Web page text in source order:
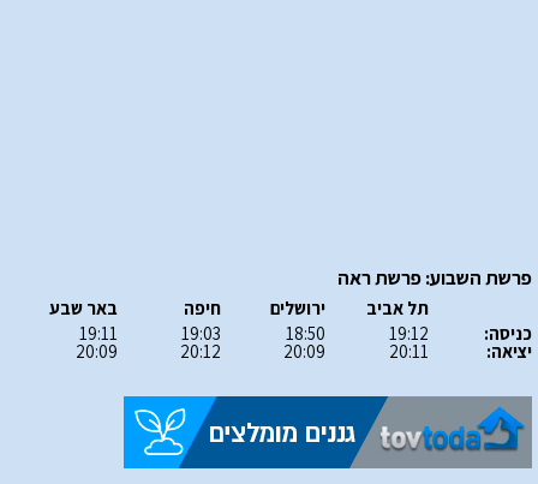
פרשת השבוע: פרשת ראה
כניסה:
יציאה:
תל אביב
19:12
20:11
ירושלים
18:50
20:09
חיפה
19:03
20:12
באר שבע
19:11
20:09